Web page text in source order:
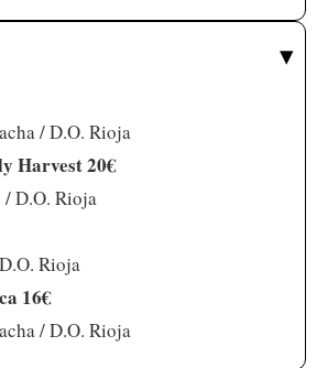
▾
/ D.O. Rioja
Harvest 20€
D.O. Rioja
Rioja
16€
/ D.O. Rioja